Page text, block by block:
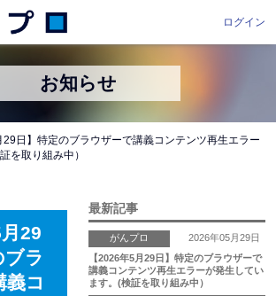
ログイン
お知らせ
日】特定のブラウザーで講義コンテンツ再生エラー
を取り組み中）
月29
ブラ
義コ
最新記事
がんプロ
2026年05月29日
【2026年5月29日】特定のブラウザーで
講義コンテンツ再生エラーが発生してい
ます。(検証を取り組み中）